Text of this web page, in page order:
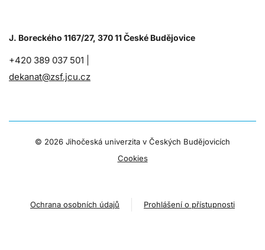
J. Boreckého 1167/27, 370 11 České Budějovice
+420 389 037 501 |
dekanat@zsf.jcu.cz
© 2026 Jihočeská univerzita v Českých Budějovicích
Cookies
Ochrana osobních údajů Prohlášení o přístupnosti